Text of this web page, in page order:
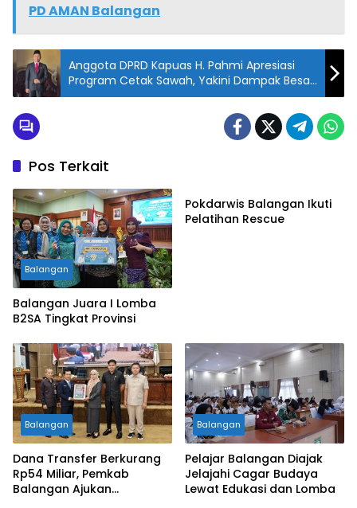
ts
A
p
p
PD AMAN Balangan
Anggota DPRD Kapuas H. Pahmi Apresiasi
Program Cetak Sawah, Yakini Dampak Besar
Penguatan Pertanian
Pos Terkait
Balangan
Balangan Juara I Lomba
B2SA Tingkat Provinsi
Pokdarwis Balangan Ikuti
Pelatihan Rescue
Balangan
Dana Transfer Berkurang
Rp54 Miliar, Pemkab
Balangan Ajukan
Balangan
Pelajar Balangan Diajak
Jelajahi Cagar Budaya
Lewat Edukasi dan Lomba